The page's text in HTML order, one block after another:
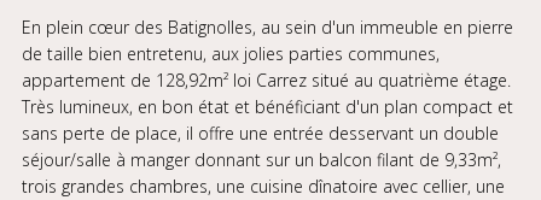
En plein cœur des Batignolles, au sein d'un immeuble en pierre
de taille bien entretenu, aux jolies parties communes,
appartement de 128,92m² loi Carrez situé au quatrième étage.
Très lumineux, en bon état et bénéficiant d'un plan compact et
sans perte de place, il offre une entrée desservant un double
séjour/salle à manger donnant sur un balcon filant de 9,33m²,
trois grandes chambres, une cuisine dînatoire avec cellier, une